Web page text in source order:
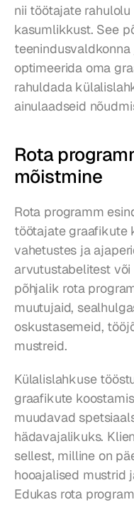
nii töötajate
kasumlikkust. See
optimeerida oma
rahuldada
ainulaadseid
Rota
mõistmine
Rota programm
töötajate graafikute
vahetustes ja
arvutustabelitest
põhjalik rota
muutujaid,
oskustasemeid,
mustreid.
Külalislahkuse
graafikute
muudavad
hädavajalikuks.
sellest, milline on
hooajalised mustrid
Edukas rota